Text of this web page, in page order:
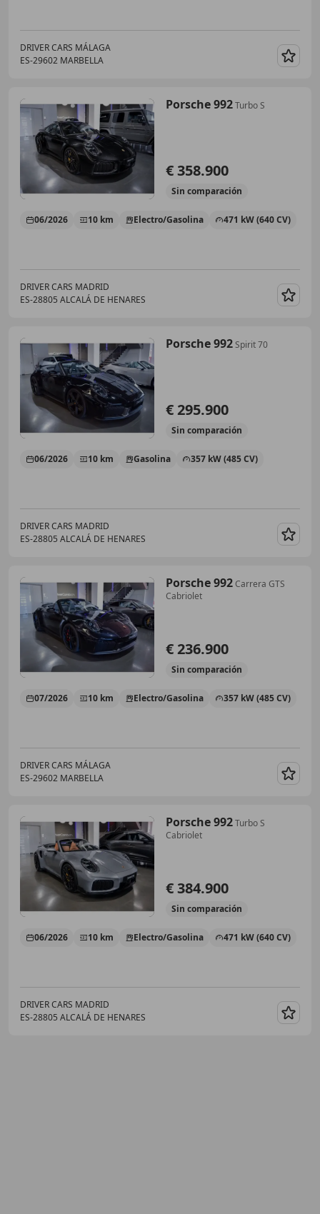
DRIVER CARS MÁLAGA
ES-29602 MARBELLA
Porsche 992Turbo S
€ 358.900
Sin comparación
06/2026 10 km Electro/Gasolina 471 kW (640 CV)
DRIVER CARS MADRID
ES-28805 ALCALÁ DE HENARES
Porsche 992Spirit 70
€ 295.900
Sin comparación
06/2026 10 km Gasolina 357 kW (485 CV)
DRIVER CARS MADRID
ES-28805 ALCALÁ DE HENARES
Porsche 992Carrera GTS
Cabriolet
€ 236.900
Sin comparación
07/2026 10 km Electro/Gasolina 357 kW (485 CV)
DRIVER CARS MÁLAGA
ES-29602 MARBELLA
Porsche 992Turbo S
Cabriolet
€ 384.900
Sin comparación
06/2026 10 km Electro/Gasolina 471 kW (640 CV)
DRIVER CARS MADRID
ES-28805 ALCALÁ DE HENARES